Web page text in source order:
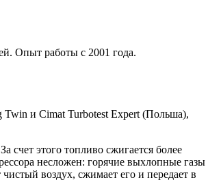
Опыт работы с 2001 года.
Twin и Cimat Turbotest Expert (Польша),
этого топливо сжигается более
несложен: горячие выхлопные газы
воздух, сжимает его и передает в